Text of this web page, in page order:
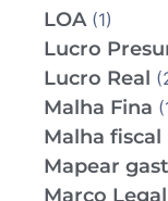
LOA(1)
Lucro
Lucro Real
Malha Fina
Malha fiscal
Mapear
Marco